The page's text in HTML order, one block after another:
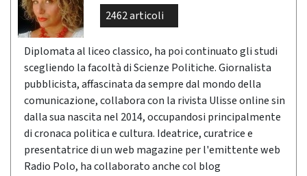
2462 articoli
Diplomata al liceo classico, ha poi continuato gli studi
scegliendo la facoltà di Scienze Politiche. Giornalista
pubblicista, affascinata da sempre dal mondo della
comunicazione, collabora con la rivista Ulisse online sin
dalla sua nascita nel 2014, occupandosi principalmente
di cronaca politica e cultura. Ideatrice, curatrice e
presentatrice di un web magazine per l'emittente web
Radio Polo, ha collaborato anche col blog